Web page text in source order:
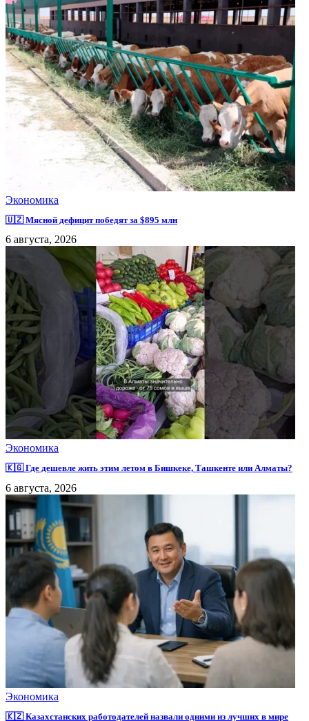
Экономика
🇺🇿 Мясной дефицит победят за $895 млн
6 августа, 2026
Экономика
🇰🇬 Где дешевле жить этим летом в Бишкеке, Ташкенте или Алматы?
6 августа, 2026
Экономика
🇰🇿 Казахстанских работодателей назвали одними из лучших в мире